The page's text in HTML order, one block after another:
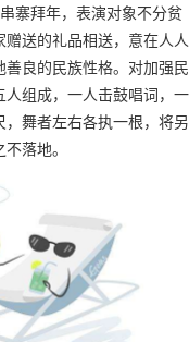
寨拜年，表演对象不分贫
送的礼品相送，意在人人
良的民族性格。对加强民
组成，一人击鼓唱词，一
舞者左右各执一根，将另
落地。